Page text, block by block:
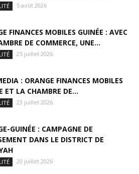
5 août 2026
FINANCES MOBILES GUINÉE : AVEC
DE COMMERCE, UNE...
25 juillet 2026
: ORANGE FINANCES MOBILES
ET LA CHAMBRE DE...
23 juillet 2026
GUINÉE : CAMPAGNE DE
DANS LE DISTRICT DE
20 juillet 2026